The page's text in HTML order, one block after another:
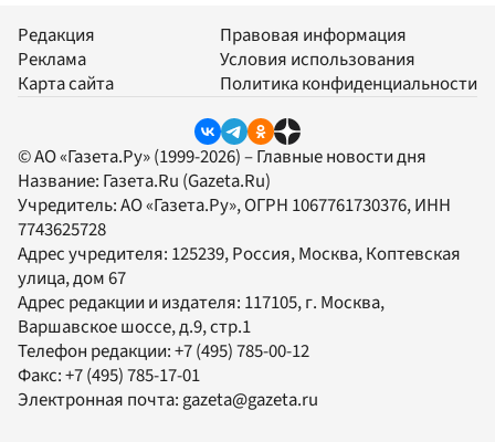
Редакция
Реклама
Карта сайта
Правовая информация
Условия использования
Политика конфиденциальности
© АО «Газета.Ру» (1999-2026) – Главные новости дня
Название: Газета.Ru (Gazeta.Ru)
Учредитель:АО «Газета.Ру», ОГРН 1067761730376, ИНН
7743625728
Адрес учредителя: 125239, Россия, Москва, Коптевская
улица, дом 67
Адрес редакции и издателя: 117105, г. Москва,
Варшавское шоссе, д.9, стр.1
Телефон редакции:+7 (495) 785-00-12
Факс:+7 (495) 785-17-01
Электронная почта:gazeta@gazeta.ru